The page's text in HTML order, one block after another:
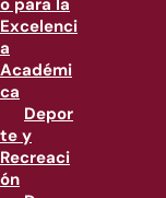
o para la
Excelenci
a
Académi
ca
Depor
te y
Recreaci
ón